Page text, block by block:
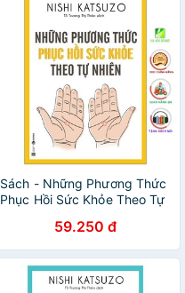
Sách - Những Phương Thức
Phục Hồi Sức Khỏe Theo Tự
59.250 đ